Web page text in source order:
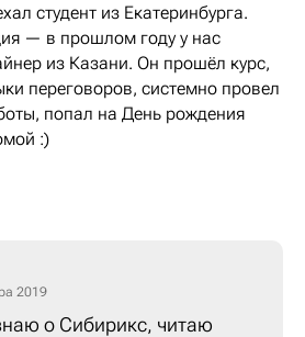
студент из Екатеринбурга.
— в прошлом году у нас
из Казани. Он прошёл курс,
переговоров, системно провел
попал на День рождения
:)
2019
о Сибирикс, читаю